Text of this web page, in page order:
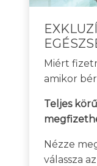
Miért
amikor
Teljes
Nézze
válassza